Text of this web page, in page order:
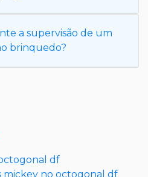
a supervisão de um
brinquedo?
df
mickey no octogonal df